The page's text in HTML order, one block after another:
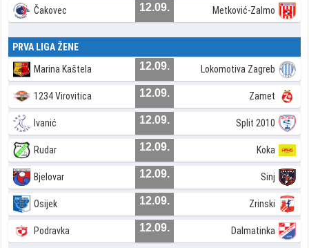
Čakovec 12.09. Metković-Zalmo
PRVA LIGA ŽENE
Marina Kaštela 12.09. Lokomotiva Zagreb
1234 Virovitica 12.09. Zamet
Ivanić 12.09. Split 2010
Rudar 12.09. Koka
Bjelovar 12.09. Sinj
Osijek 12.09. Zrinski
Podravka 12.09. Dalmatinka